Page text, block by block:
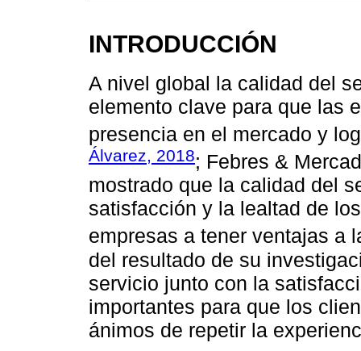
INTRODUCCIÓN
A nivel global la calidad del
elemento clave para que las
presencia en el mercado y
Álvarez, 2018; Febres &
mostrado que la calidad del
satisfacción y la lealtad de
empresas a tener ventajas a
del resultado de su
servicio junto con la
importantes para que los
ánimos de repetir la